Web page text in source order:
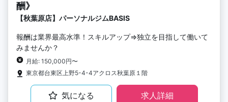
酬》
【秋葉原店】パーソナルジムBASIS
報酬は業界最高水準！スキルアップ⇒独立を目指して働いて
みませんか？
月給: 150,000円〜
東京都台東区上野5-4-4アクロス秋葉原１階
気になる 求人詳細